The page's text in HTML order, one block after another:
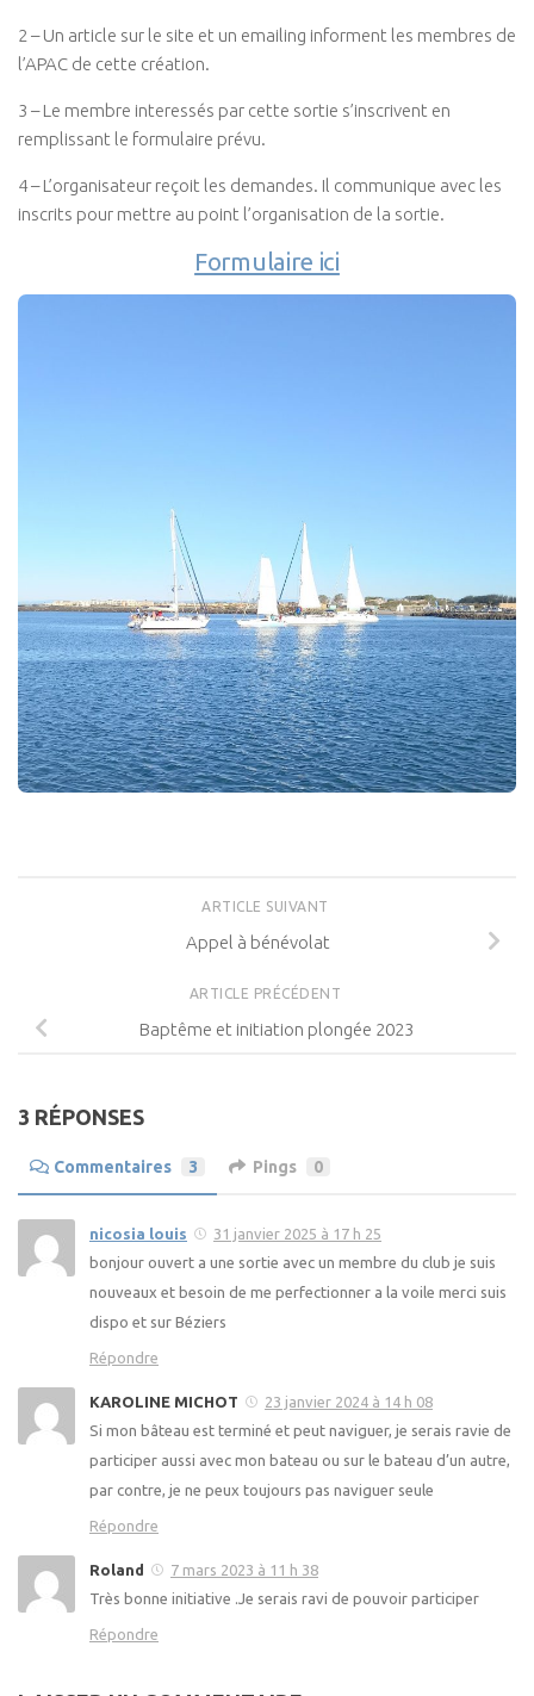
2 – Un article sur le site et un emailing informent les membres de
l’APAC de cette création.
3 – Le membre interessés par cette sortie s’inscrivent en
remplissant le formulaire prévu.
4 – L’organisateur reçoit les demandes. Il communique avec les
inscrits pour mettre au point l’organisation de la sortie.
Formulaire ici
ARTICLE SUIVANT
Appel à bénévolat
ARTICLE PRÉCÉDENT
Baptême et initiation plongée 2023
3 RÉPONSES
Commentaires 3 Pings 0
nicosia louis
31 janvier 2025 à 17 h 25
bonjour ouvert a une sortie avec un membre du club je suis
nouveaux et besoin de me perfectionner a la voile merci suis
dispo et sur Béziers
Répondre
KAROLINE MICHOT
23 janvier 2024 à 14 h 08
Si mon bâteau est terminé et peut naviguer, je serais ravie de
participer aussi avec mon bateau ou sur le bateau d’un autre,
par contre, je ne peux toujours pas naviguer seule
Répondre
Roland
7 mars 2023 à 11 h 38
Très bonne initiative .Je serais ravi de pouvoir participer
Répondre